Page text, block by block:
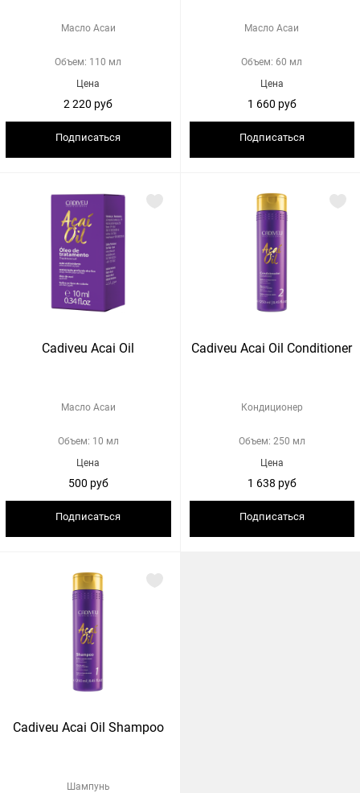
Масло Асаи
Объем: 110 мл
Цена
2 220 руб
Подписаться
Масло Асаи
Объем: 60 мл
Цена
1 660 руб
Подписаться
Cadiveu Acai Oil
Масло Асаи
Объем: 10 мл
Цена
500 руб
Подписаться
Cadiveu Acai Oil Conditioner
Кондиционер
Объем: 250 мл
Цена
1 638 руб
Подписаться
Cadiveu Acai Oil Shampoo
Шампунь